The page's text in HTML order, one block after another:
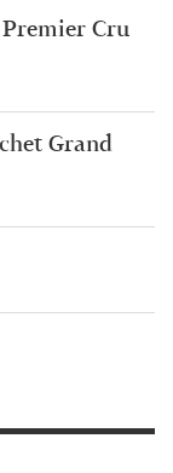
Premier Cru
Grand